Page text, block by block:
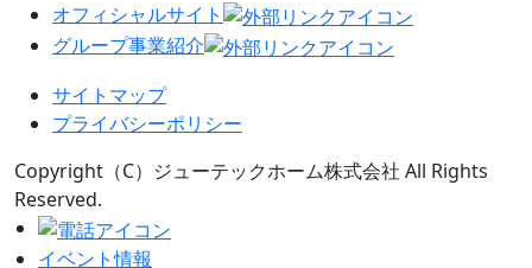
オフィシャルサイト
グループ事業紹介
サイトマップ
プライバシーポリシー
Copyright（C）ジューテックホーム株式会社 All Rights
Reserved.
イベント情報